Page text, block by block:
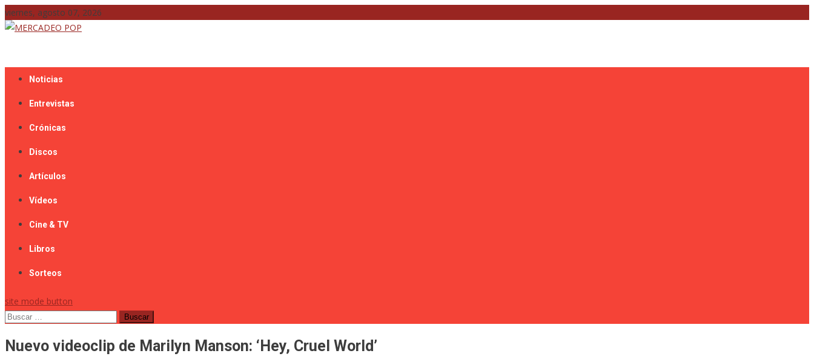
Skip
to
viernes, agosto 07, 2026
Noticias
Entrevistas
Crónicas
Discos
Artículos
Vídeos
Cine & TV
Libros
Sorteos
site mode button
Buscar:
Nuevo videoclip de Marilyn Manson: ‘Hey, Cruel World’